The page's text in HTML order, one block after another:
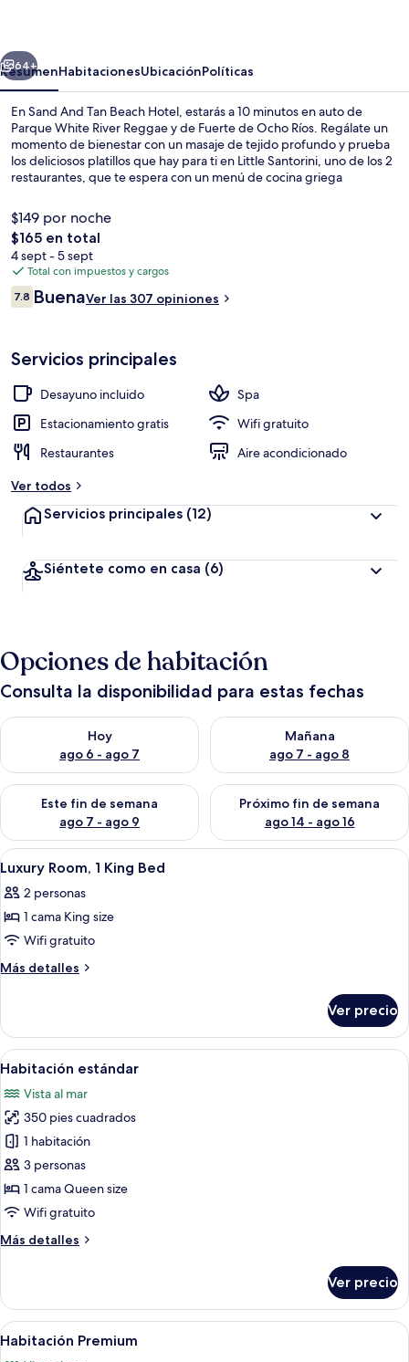
Hotel
Siguiente
64+
ResumenHabitacionesUbicaciónPolíticas
En Sand And Tan Beach Hotel, estarás a 10 minutos en auto de
Parque White River Reggae y de Fuerte de Ocho Ríos. Regálate un
momento de bienestar con un masaje de tejido profundo y prueba
los deliciosos platillos que hay para ti en Little Santorini, uno de los 2
restaurantes, que te espera con un menú de cocina griega
bar o lounge y su terraza. El personal amable y la cercanía con la
playa reciben muy buenas calificaciones de otros visitantes.
$149 por noche
El
precio
total
es
de
$165 en total
4 sept - 5 sept
Total con impuestos y cargos
Opiniones
7.87.8 de 10,
BuenaVer las 307 opiniones
Servicios principales
Desayuno incluido
Spa
Estacionamiento gratis
Wifi gratuito
Restaurantes
Aire acondicionado
Ver todos
Servicios principales (12)
Siéntete como en casa (6)
Opciones de habitación
Consulta la disponibilidad para estas fechas
Hoy
ago 6 - ago 7
Consulta la disponibilidad para hoy ago 6 - ago 7
Mañana
ago 7 - ago 8
Consulta la disponibilidad
Este fin de semana
ago 7 - ago 9
Consulta la disponibilidad para este fin de semana ago 7 -
Próximo fin de semana
ago 14 - ago 16
Consulta la disponibilidad
Abrir
todas
las
fotos
de
Luxury
King
Bed
Minibar, caja de seguridad en la
10
Luxury Room, 1 King Bed
2 personas
1 cama King size
Wifi gratuito
Más detalles
Más
Room,
King
Ver precio
Abrir
todas
las
fotos
de
Habitación
estándar
Una cama bien hecha con cabecera
14
Habitación estándar
Vista al mar
350 pies cuadrados
1 habitación
3 personas
1 cama Queen size
Wifi gratuito
Más detalles
Más
estándar
Ver precio
Abrir
todas
Una cama bien hecha con
16
Habitación Premium